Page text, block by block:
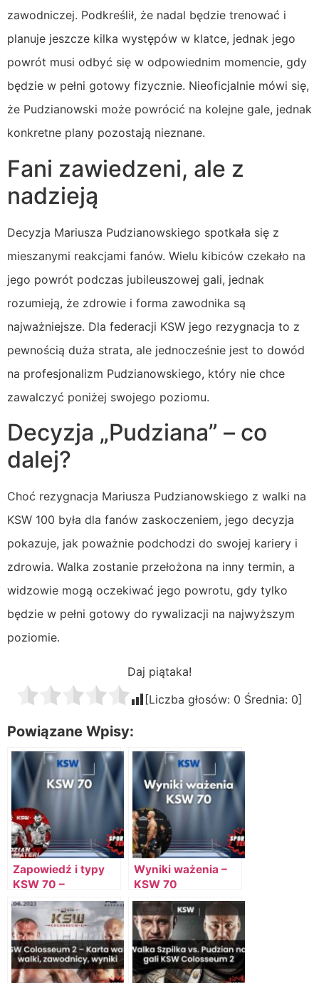
zawodniczej. Podkreślił, że nadal będzie trenować i
planuje jeszcze kilka występów w klatce, jednak jego
powrót musi odbyć się w odpowiednim momencie, gdy
będzie w pełni gotowy fizycznie. Nieoficjalnie mówi się,
że Pudzianowski może powrócić na kolejne gale, jednak
konkretne plany pozostają nieznane.
Fani zawiedzeni, ale z
nadzieją
Decyzja Mariusza Pudzianowskiego spotkała się z
mieszanymi reakcjami fanów. Wielu kibiców czekało na
jego powrót podczas jubileuszowej gali, jednak
rozumieją, że zdrowie i forma zawodnika są
najważniejsze. Dla federacji KSW jego rezygnacja to z
pewnością duża strata, ale jednocześnie jest to dowód
na profesjonalizm Pudzianowskiego, który nie chce
zawalczyć poniżej swojego poziomu.
Decyzja „Pudziana” – co
dalej?
Choć rezygnacja Mariusza Pudzianowskiego z walki na
KSW 100 była dla fanów zaskoczeniem, jego decyzja
pokazuje, jak poważnie podchodzi do swojej kariery i
zdrowia. Walka zostanie przełożona na inny termin, a
widzowie mogą oczekiwać jego powrotu, gdy tylko
będzie w pełni gotowy do rywalizacji na najwyższym
poziomie.
Daj piątaka!
[Liczba głosów: 0 Średnia: 0]
Powiązane Wpisy:
Zapowiedź i typy
KSW 70 –
Pudzianowski vs
Materla
Wyniki ważenia –
KSW 70